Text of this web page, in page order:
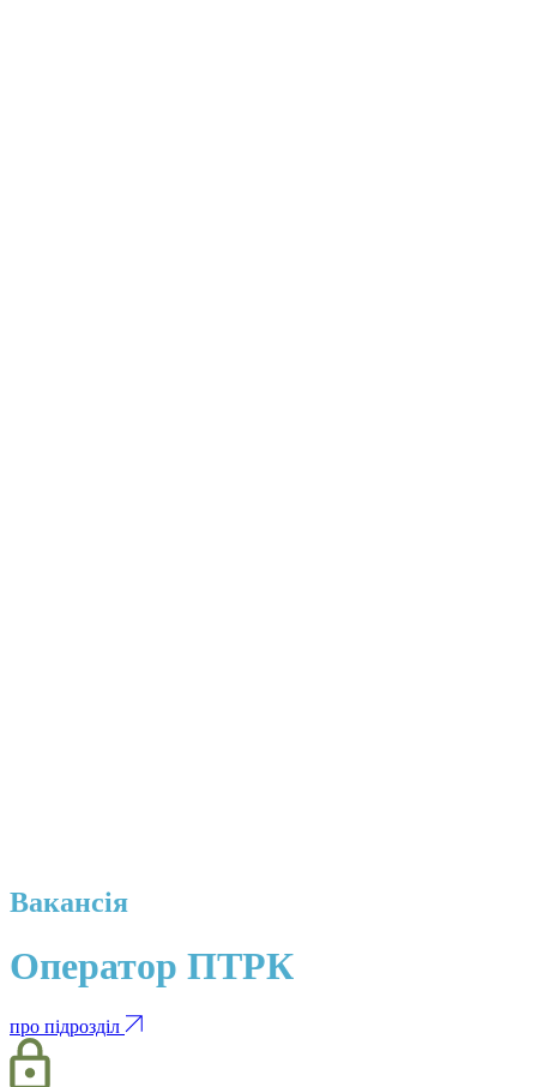
Вакансія
Оператор ПТРК
про підрозділ